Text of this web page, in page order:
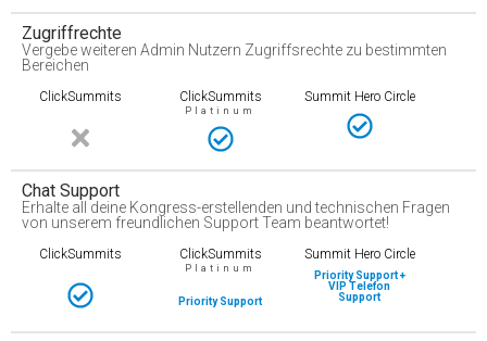
Zugriffrechte
Vergebe weiteren Admin Nutzern Zugriffsrechte zu bestimmten
Bereichen
ClickSummits ClickSummits
Platinum
Summit Hero Circle
Chat Support
Erhalte all deine Kongress-erstellenden und technischen Fragen
von unserem freundlichen Support Team beantwortet!
ClickSummits ClickSummits
Platinum
Priority Support
Summit Hero Circle
Priority Support +
VIP Telefon
Support